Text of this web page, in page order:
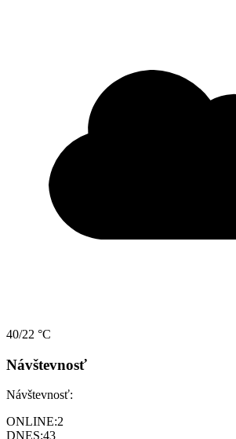
40/22 °C
Návštevnosť
Návštevnosť:
ONLINE:2
DNES:43